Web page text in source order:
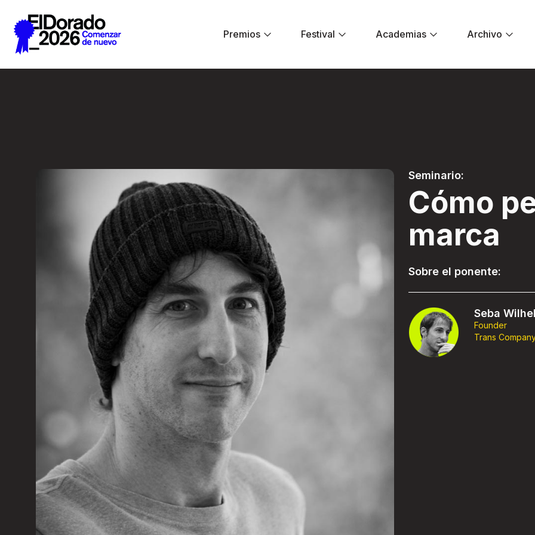
Premios
Festival Academias Archivo
Seminario:
Cómo
marca
Sobre el ponente:
Seba
Founder
Trans